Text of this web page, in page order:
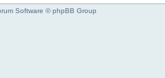
Software © phpBB Group